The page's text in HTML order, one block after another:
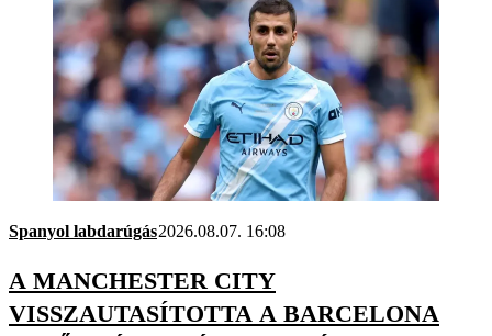
Spanyol labdarúgás2026.08.07. 16:08
A MANCHESTER CITY
VISSZAUTASÍTOTTA A BARCELONA